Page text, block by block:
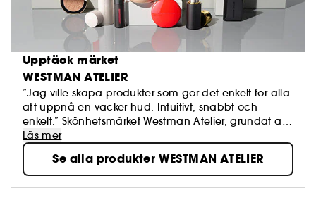
Upptäck märket
WESTMAN ATELIER
”Jag ville skapa produkter som gör det enkelt för alla
att uppnå en vacker hud. Intuitivt, snabbt och
enkelt.” Skönhetsmärket Westman Atelier, grundat av
makeupartisten Gucci Westman, kombinerar
högpresterande pigment med närande
hudvårdsingredienser och säkra formler. Resultatet är
ett nytt koncept som gör det möjligt för alla att enkelt
skapa en hud med slående skönhet, som är lika
Läs mer
Se alla produkter WESTMAN ATELIER